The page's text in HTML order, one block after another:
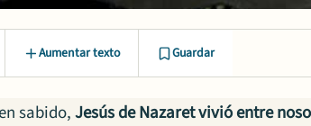
Aumentar texto Guardar
sabido,Jesús de Nazaret vivió entre